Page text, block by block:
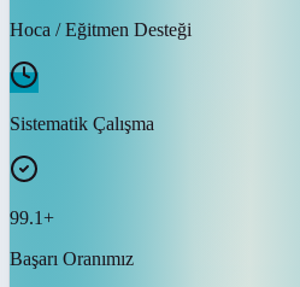
Hoca / Eğitmen Desteği
Sistematik Çalışma
99.1+
Başarı Oranımız